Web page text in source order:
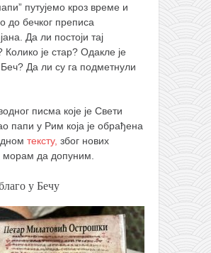
путујемо кроз време и
до бечког преписа
Да ли постоји тај
Колико је стар? Одакле је
Беч? Да ли су га подметнули
писма које је Свети
папи у Рим која је обрађена
тексту, због нових
морам да допуним.
у Бечу